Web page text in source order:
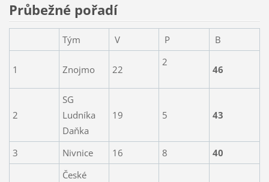
Průbežné pořadí
Tým V P B
1 Znojmo 22
2
46
2
SG
Ludníka
Daňka
19 5 43
3 Nivnice 16 8 40
České